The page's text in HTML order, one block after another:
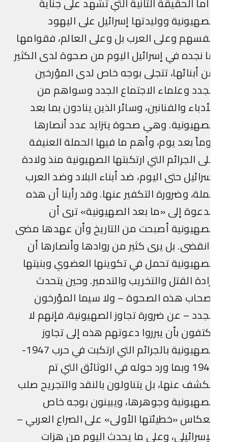
ووليدتها إسرائيل على اليهود
وعلى العرب بل وعلى العالم، فقوامها
نجده في إسرائيل اليوم من صحوة لدى الكثير
أبنائها، تتجلى بوجه خاص لدى المؤرخين
وعلماء الاجتماع الجدد وسواهم من
والفنانين، وسائر الذين ينادون بما بعد
وهي صحوة يتزايد عدد أنصارها
بعد يوم، وأهم ما فيها الحملة العنيفة
الجرائم التي ارتكبتها الصهيونية منذ ولادة
حتى اليوم، ضد أبناء البلاد وضد العرب
وضرورة التكفير عنها. وقد رأينا أن هذه
إلى «ما بعد الصهيونية» ترى أن
أصبحت من التاريخ وأن عهدها مضى
بل يرى كثير من روادها وأنصارها أن
تحمل في تكوينها العضوي وبنيتها
القتل والتخريب والتدمير. وحين يتحدث
هذه الصحوة – ولا سيما المؤرخون
– عن ضرورة تجاوز الصهيونية، فإنهم لا
بأن يبرروا دعوتهم هذه إلى تجاوز
الصهيونية بالجرائم التي ارتكبت في حرب 1947-
1949 وبما ورد حوله في الوثائق التي تم
عنها، بل يتناولون بالنقد والتجريح صلب
وجوهرها، ويبينون بوجه خاص
«خطيئتها الأولى» على الصراع العربي –
وعلى ما يحدث اليوم من هزات